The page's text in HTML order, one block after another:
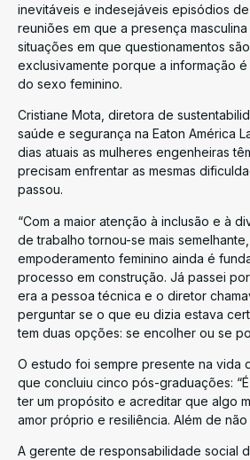
inevitáveis e indesejáveis episódios
reuniões em que a presença
situações em que questionamentos
exclusivamente porque a informação
do sexo feminino.
Cristiane Mota, diretora de
saúde e segurança na Eaton América
dias atuais as mulheres engenheiras
precisam enfrentar as mesmas
passou.
“Com a maior atenção à inclusão e à
de trabalho tornou-se mais
empoderamento feminino ainda é
processo em construção. Já passei
era a pessoa técnica e o diretor
perguntar se o que eu dizia estava
tem duas opções: se encolher ou se
O estudo foi sempre presente na vida
que concluiu cinco pós-graduações:
ter um propósito e acreditar que algo
amor próprio e resiliência. Além de não
A gerente de responsabilidade social